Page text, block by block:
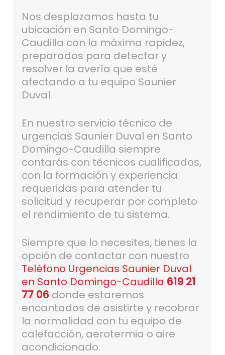
Nos desplazamos hasta tu
ubicación en Santo Domingo-
Caudilla con la máxima rapidez,
preparados para detectar y
resolver la avería que esté
afectando a tu equipo Saunier
Duval.
En nuestro servicio técnico de
urgencias Saunier Duval en Santo
Domingo-Caudilla siempre
contarás con técnicos cualificados,
con la formación y experiencia
requeridas para atender tu
solicitud y recuperar por completo
el rendimiento de tu sistema.
Siempre que lo necesites, tienes la
opción de contactar con nuestro
Teléfono Urgencias Saunier Duval
en Santo Domingo-Caudilla 619 21
77 06 donde estaremos
encantados de asistirte y recobrar
la normalidad con tu equipo de
calefacción, aerotermia o aire
acondicionado.